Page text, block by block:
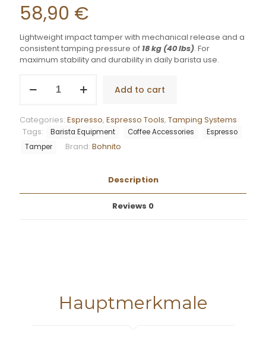
58,90 €
Lightweight impact tamper with mechanical release and a
consistent tamping pressure of 18 kg (40 lbs). For
maximum stability and durability in daily barista use.
Impact
Stainless
Steel
quantity
Add to cart
Categories: Espresso, Espresso Tools, Tamping Systems
Tags:
Barista Equipment Coffee Accessories
Espresso
Tamper
Brand: Bohnito
Description
Reviews 0
Hauptmerkmale